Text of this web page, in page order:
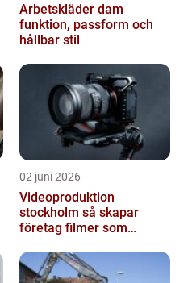
Arbetskläder dam
funktion, passform och
hållbar stil
02 juni 2026
Videoproduktion
stockholm så skapar
företag filmer som